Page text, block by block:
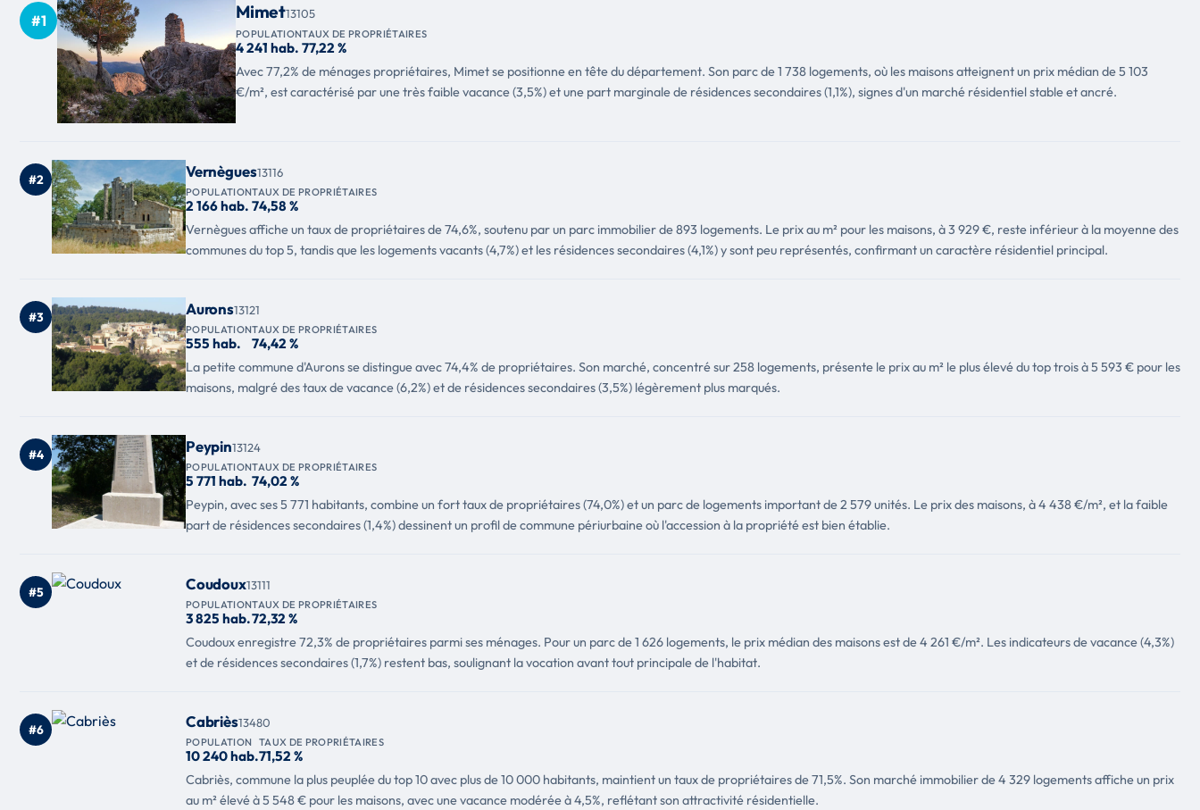
#1 Mimet13105
POPULATION
4 241 hab.
TAUX DE PROPRIÉTAIRES
77,22 %
Avec 77,2% de ménages propriétaires, Mimet se positionne en tête du département. Son parc de 1 738 logements, où les maisons atteignent un prix médian de 5 103
€/m², est caractérisé par une très faible vacance (3,5%) et une part marginale de résidences secondaires (1,1%), signes d'un marché résidentiel stable et ancré.
#2 Vernègues13116
POPULATION
2 166 hab.
TAUX DE PROPRIÉTAIRES
74,58 %
Vernègues affiche un taux de propriétaires de 74,6%, soutenu par un parc immobilier de 893 logements. Le prix au m² pour les maisons, à 3 929 €, reste inférieur à la moyenne des
communes du top 5, tandis que les logements vacants (4,7%) et les résidences secondaires (4,1%) y sont peu représentés, confirmant un caractère résidentiel principal.
#3 Aurons13121
POPULATION
555 hab.
TAUX DE PROPRIÉTAIRES
74,42 %
La petite commune d'Aurons se distingue avec 74,4% de propriétaires. Son marché, concentré sur 258 logements, présente le prix au m² le plus élevé du top trois à 5 593 € pour les
maisons, malgré des taux de vacance (6,2%) et de résidences secondaires (3,5%) légèrement plus marqués.
#4 Peypin13124
POPULATION
5 771 hab.
TAUX DE PROPRIÉTAIRES
74,02 %
Peypin, avec ses 5 771 habitants, combine un fort taux de propriétaires (74,0%) et un parc de logements important de 2 579 unités. Le prix des maisons, à 4 438 €/m², et la faible
part de résidences secondaires (1,4%) dessinent un profil de commune périurbaine où l'accession à la propriété est bien établie.
#5 Coudoux13111
POPULATION
3 825 hab.
TAUX DE PROPRIÉTAIRES
72,32 %
Coudoux enregistre 72,3% de propriétaires parmi ses ménages. Pour un parc de 1 626 logements, le prix médian des maisons est de 4 261 €/m². Les indicateurs de vacance (4,3%)
et de résidences secondaires (1,7%) restent bas, soulignant la vocation avant tout principale de l'habitat.
#6 Cabriès13480
POPULATION
10 240 hab.
TAUX DE PROPRIÉTAIRES
71,52 %
Cabriès, commune la plus peuplée du top 10 avec plus de 10 000 habitants, maintient un taux de propriétaires de 71,5%. Son marché immobilier de 4 329 logements affiche un prix
au m² élevé à 5 548 € pour les maisons, avec une vacance modérée à 4,5%, reflétant son attractivité résidentielle.